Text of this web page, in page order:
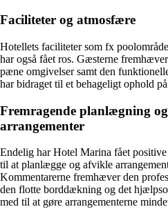
Faciliteter og atmosfære
Hotellets faciliteter som fx
har også fået ros. Gæsterne
pæne omgivelser samt den
har bidraget til et behageligt ophold
Fremragende planlægning
arrangementer
Endelig har Hotel Marina fået
til at planlægge og afvikle
Kommentarerne fremhæver den
den flotte borddækning og det
med til at gøre arrangementerne